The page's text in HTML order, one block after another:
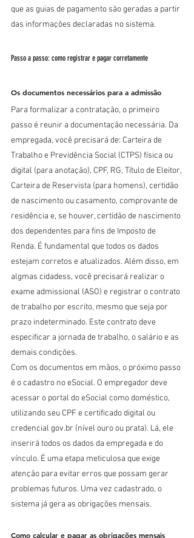
que as guias de pagamento são geradas a partir
das informações declaradas no sistema.
Passo a passo: como registrar e pagar corretamente
Os documentos necessários para a admissão
Para formalizar a contratação, o primeiro
passo é reunir a documentação necessária. Da
empregada, você precisará de: Carteira de
Trabalho e Previdência Social (CTPS) física ou
digital (para anotação), CPF, RG, Título de Eleitor,
Carteira de Reservista (para homens), certidão
de nascimento ou casamento, comprovante de
residência e, se houver, certidão de nascimento
dos dependentes para fins de Imposto de
Renda. É fundamental que todos os dados
estejam corretos e atualizados. Além disso, em
algmas cidadess, você precisará realizar o
exame admissional (ASO) e registrar o contrato
de trabalho por escrito, mesmo que seja por
prazo indeterminado. Este contrato deve
especificar a jornada de trabalho, o salário e as
demais condições.
Com os documentos em mãos, o próximo passo
é o cadastro no eSocial. O empregador deve
acessar o portal do eSocial como doméstico,
utilizando seu CPF e certificado digital ou
credencial gov.br (nível ouro ou prata). Lá, ele
inserirá todos os dados da empregada e do
vínculo. É uma etapa meticulosa que exige
atenção para evitar erros que possam gerar
problemas futuros. Uma vez cadastrado, o
sistema já gera as obrigações mensais.
Como calcular e pagar as obrigações mensais